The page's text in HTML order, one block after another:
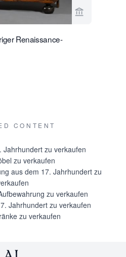
Renaissance-
CONTENT
Jahrhundert zu verkaufen
zu verkaufen
aus dem 17. Jahrhundert zu
zu verkaufen
Jahrhundert zu verkaufen
zu verkaufen